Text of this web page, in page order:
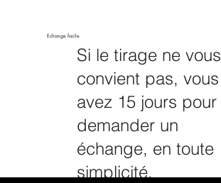
Echange facile
Si le tirage ne vous
convient pas, vous
avez 15 jours pour
demander un
échange, en toute
simplicité.